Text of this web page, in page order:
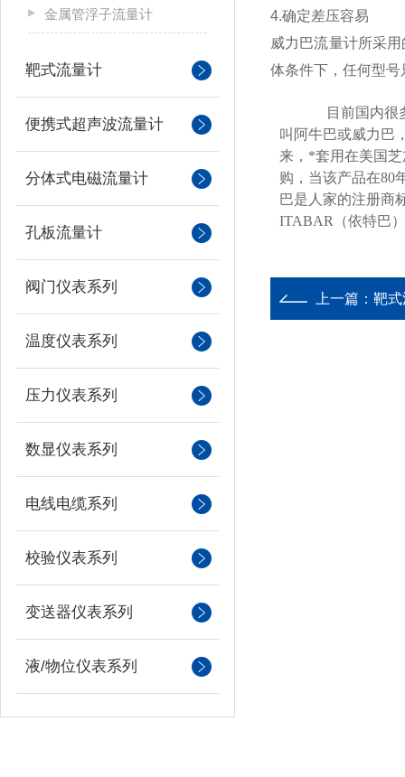
金属管浮子流量计
靶式流量计
便携式超声波流量计
分体式电磁流量计
孔板流量计
阀门仪表系列
温度仪表系列
压力仪表系列
数显仪表系列
电线电缆系列
校验仪表系列
变送器仪表系列
液/物位仪表系列
4.确定差压容易
威力巴流量计所采
体条件下，任何型
目前国内
叫阿牛巴或威力巴
来，*套用在美国
购，当该产品在80
巴是人家的注册商
ITABAR
（依特巴
上一篇： 靶